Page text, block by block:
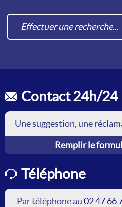
Contact 24h/24
Une suggestion, une
Remplir le
Téléphone
Par téléphone au02 47 66